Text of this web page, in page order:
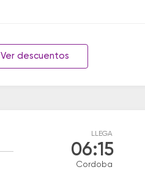
Ver descuentos
LLEGA
06:15
Cordoba